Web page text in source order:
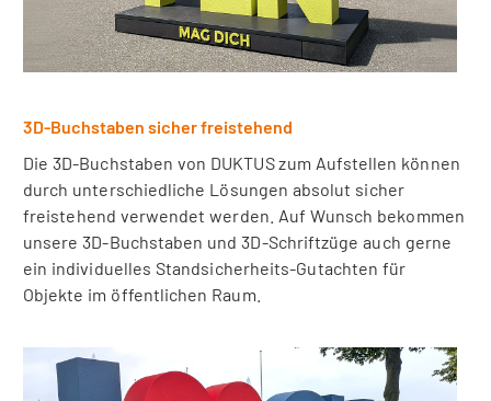
3D-Buchstaben sicher freistehend
Die 3D-Buchstaben von DUKTUS zum Aufstellen können
durch unterschiedliche Lösungen absolut sicher
freistehend verwendet werden. Auf Wunsch bekommen
unsere 3D-Buchstaben und 3D-Schriftzüge auch gerne
ein individuelles Standsicherheits-Gutachten für
Objekte im öffentlichen Raum.